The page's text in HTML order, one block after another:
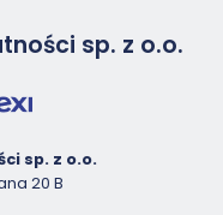
sp. z o.o.
sp. z o.o.
20 B